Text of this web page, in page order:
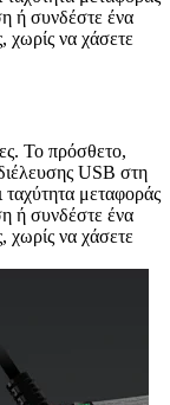
ή συνδέστε ένα
χωρίς να χάσετε
Το πρόσθετο,
USB στη
ταχύτητα μεταφοράς
ή συνδέστε ένα
χωρίς να χάσετε